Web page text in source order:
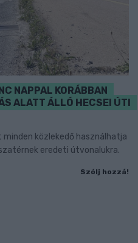
NAPPAL KORÁBBAN
ALATT ÁLLÓ HECSEI ÚTI
közlekedő használhatja
eredeti útvonalukra.
Szólj hozzá!